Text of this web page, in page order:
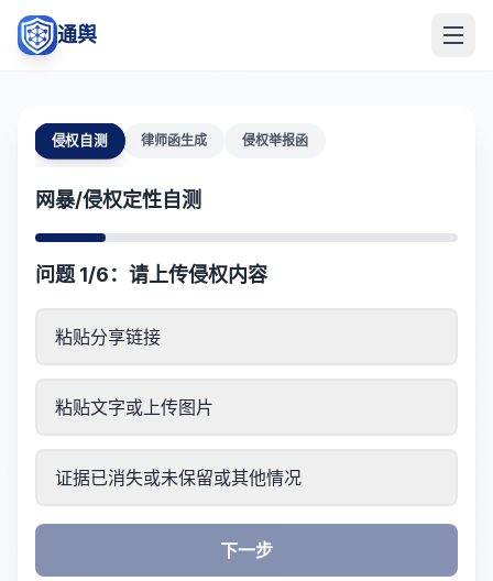
通舆
侵权自测 律师函生成 侵权举报函
网暴/侵权定性自测
问题 1/6：请上传侵权内容
粘贴分享链接
粘贴文字或上传图片
证据已消失或未保留或其他情况
下一步